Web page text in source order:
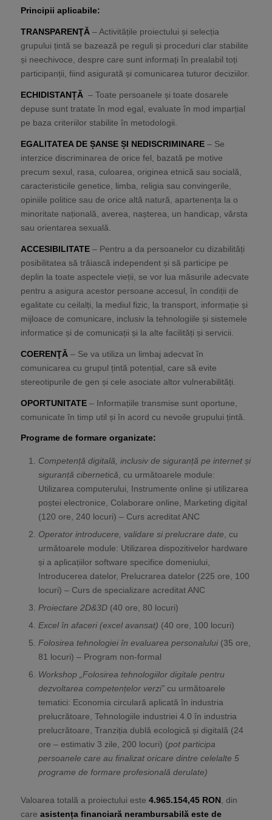
Principii aplicabile:
TRANSPARENŢĂ– Activitățile proiectului și selecția
grupului țintă se bazează pe reguli și proceduri clar stabilite
și neechivoce, despre care sunt informați în prealabil toți
participanții, fiind asigurată și comunicarea tuturor deciziilor.
ECHIDISTANȚĂ– Toate persoanele și toate dosarele
depuse sunt tratate în mod egal, evaluate în mod imparțial
pe baza criteriilor stabilite în metodologii.
EGALITATEA DE ȘANSE ȘI NEDISCRIMINARE– Se
interzice discriminarea de orice fel, bazată pe motive
precum sexul, rasa, culoarea, originea etnică sau socială,
caracteristicile genetice, limba, religia sau convingerile,
opiniile politice sau de orice altă natură, apartenența la o
minoritate națională, averea, nașterea, un handicap, vârsta
sau orientarea sexuală.
ACCESIBILITATE– Pentru a da persoanelor cu dizabilități
posibilitatea să trăiască independent și să participe pe
deplin la toate aspectele vieții, se vor lua măsurile adecvate
pentru a asigura acestor persoane accesul, în condiții de
egalitate cu ceilalți, la mediul fizic, la transport, informație și
mijloace de comunicare, inclusiv la tehnologiile și sistemele
informatice și de comunicații și la alte facilități și servicii.
COERENŢĂ– Se va utiliza un limbaj adecvat în
comunicarea cu grupul țintă potențial, care să evite
stereotipurile de gen și cele asociate altor vulnerabilități.
OPORTUNITATE– Informațiile transmise sunt oportune,
comunicate în timp util și în acord cu nevoile grupului țintă.
Programe de formare organizate:
Competență digitală, inclusiv de siguranță pe internet și
siguranță cibernetică, cu următoarele module:
Utilizarea computerului, Instrumente online și utilizarea
poștei electronice, Colaborare online, Marketing digital
(120 ore, 240 locuri) – Curs acreditat ANC
Operator introducere, validare si prelucrare date, cu
următoarele module: Utilizarea dispozitivelor hardware
și a aplicațiilor software specifice domeniului,
Introducerea datelor, Prelucrarea datelor (225 ore, 100
locuri) – Curs de specializare acreditat ANC
Proiectare 2D&3D(40 ore, 80 locuri)
Excel în afaceri (excel avansat) (40 ore, 100 locuri)
Folosirea tehnologiei în evaluarea personalului(35 ore,
81 locuri) – Program non-formal
Workshop „Folosirea tehnologiilor digitale pentru
dezvoltarea competențelor verzi”cu următoarele
tematici: Economia circulară aplicată în industria
prelucrătoare, Tehnologiile industriei 4.0 în industria
prelucrătoare, Tranziția dublă ecologică și digitală (24
ore – estimativ 3 zile, 200 locuri) (pot participa
persoanele care au finalizat oricare dintre celelalte 5
programe de formare profesională derulate)
Valoarea totală a proiectului este 4.965.154,45 RON, din
care asistența financiară nerambursabilă este de